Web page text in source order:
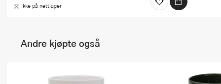
Ikke på nettlager
Andre kjøpte også